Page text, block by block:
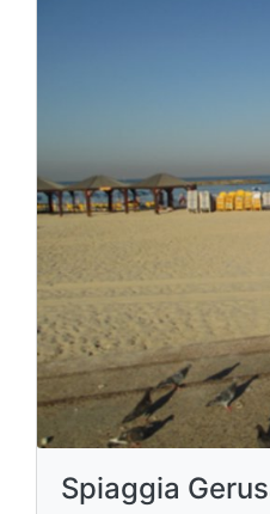
Spiaggia